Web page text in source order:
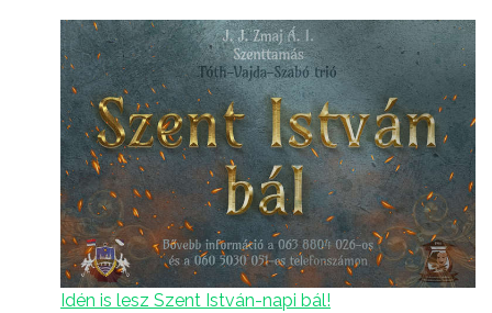
Idén is lesz Szent István-napi bál!